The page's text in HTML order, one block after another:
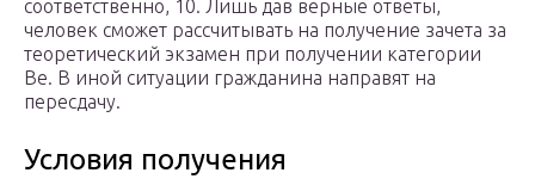
соответственно, 10. Лишь дав верные ответы,
человек сможет рассчитывать на получение зачета за
теоретический экзамен при получении категории
Be. В иной ситуации гражданина направят на
пересдачу.
Условия получения